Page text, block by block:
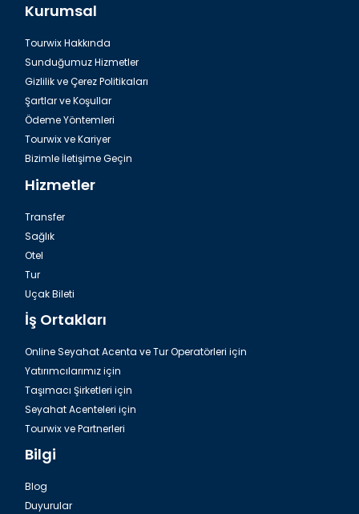
Kurumsal
Tourwix Hakkında
Sunduğumuz Hizmetler
Gizlilik ve Çerez Politikaları
Şartlar ve Koşullar
Ödeme Yöntemleri
Tourwix ve Kariyer
Bizimle İletişime Geçin
Hizmetler
Transfer
Sağlık
Otel
Tur
Uçak Bileti
İş Ortakları
Online Seyahat Acenta ve Tur Operatörleri için
Yatırımcılarımız için
Taşımacı Şirketleri için
Seyahat Acenteleri için
Tourwix ve Partnerleri
Bilgi
Blog
Duyurular